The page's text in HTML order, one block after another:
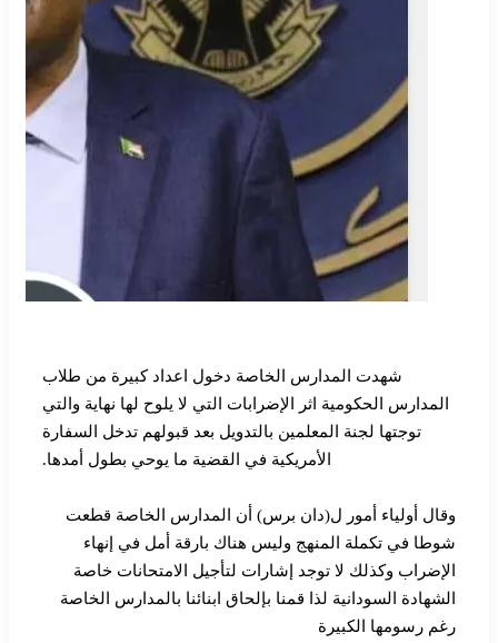
شهدت المدارس الخاصة دخول اعداد كبيرة من طلاب
المدارس الحكومية اثر الإضرابات التي لا يلوح لها نهاية والتي
توجتها لجنة المعلمين بالتدويل بعد قبولهم تدخل السفارة
الأمريكية في القضية ما يوحي بطول أمدها.
وقال أولياء أمور ل(دان برس) أن المدارس الخاصة قطعت
شوطا في تكملة المنهج وليس هناك بارقة أمل في إنهاء
الإضراب وكذلك لا توجد إشارات لتأجيل الامتحانات خاصة
الشهادة السودانية لذا قمنا بإلحاق ابنائنا بالمدارس الخاصة
رغم رسومها الكبيرة